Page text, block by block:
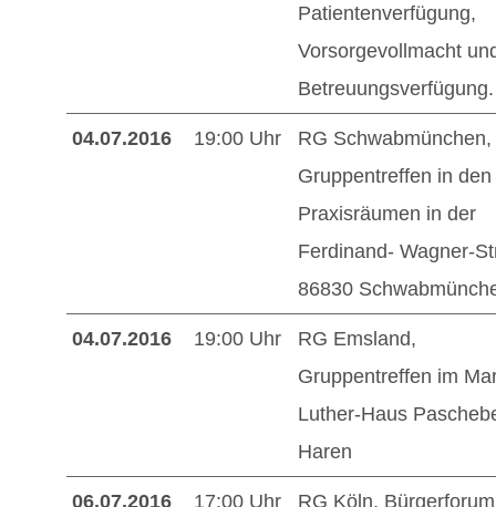
Patientenverfügung,
Vorsorgevollmacht
Betreuungsverfügung.
04.07.2016 19:00 Uhr
RG Schwabmünchen,
Gruppentreffen in den
Praxisräumen in der
Ferdinand- Wagner-
86830
04.07.2016 19:00 Uhr
RG Emsland,
Gruppentreffen im
Luther-Haus
Haren
06.07.2016 17:00 Uhr
RG Köln,